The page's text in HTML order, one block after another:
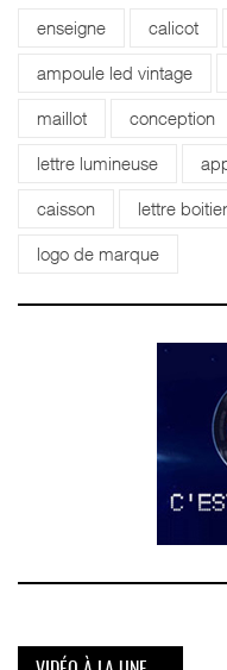
enseigne calicot
ampoule led vintage
maillot conception
lettre lumineuse
caisson lettre boitier
logo de marque